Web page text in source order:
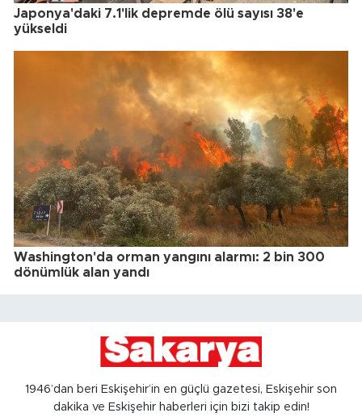
Japonya'daki 7.1'lik depremde ölü sayısı 38'e
yükseldi
Washington'da orman yangını alarmı: 2 bin 300
dönümlük alan yandı
1946’dan beri Eskişehir’in en güçlü gazetesi, Eskişehir son
dakika ve Eskişehir haberleri için bizi takip edin!